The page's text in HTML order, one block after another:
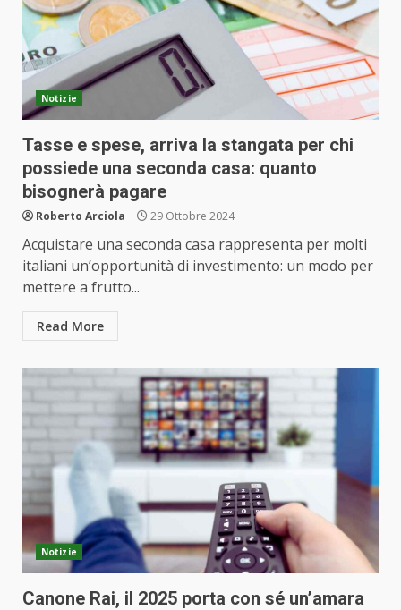
Notizie
Tasse e spese, arriva la stangata per chi
possiede una seconda casa: quanto
bisognerà pagare
Roberto Arciola 29 Ottobre 2024
Acquistare una seconda casa rappresenta per molti
italiani un’opportunità di investimento: un modo per
mettere a frutto...
Read More
Notizie
Canone Rai, il 2025 porta con sé un’amara